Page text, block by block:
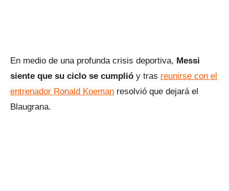
En medio de una profunda crisis deportiva, Messi
siente que su ciclo se cumplió y tras reunirse con el
entrenador Ronald Koeman resolvió que dejará el
Blaugrana.